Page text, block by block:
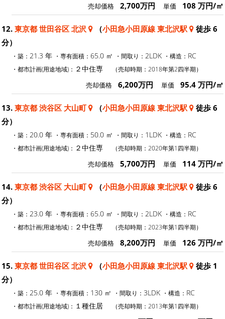
売却価格 2,700万円 単価 108 万円/㎡
12. 東京都 世田谷区 北沢 （小田急小田原線 東北沢駅
徒歩 6
分）
・築： 21.3 年 ・専有面積： 65.0 ㎡ ・間取り： 2LDK ・構造： RC
・都市計画(用途地域)： ２中住専 （売却時期：2018年第2四半期）
売却価格 6,200万円 単価 95.4 万円/㎡
13. 東京都 渋谷区 大山町 （小田急小田原線 東北沢駅
徒歩 6
分）
・築： 20.0 年 ・専有面積： 50.0 ㎡ ・間取り： 1LDK ・構造： RC
・都市計画(用途地域)： ２中住専 （売却時期：2020年第1四半期）
売却価格 5,700万円 単価 114 万円/㎡
14. 東京都 渋谷区 大山町 （小田急小田原線 東北沢駅
徒歩 6
分）
・築： 23.0 年 ・専有面積： 65.0 ㎡ ・間取り： 2LDK ・構造： RC
・都市計画(用途地域)： ２中住専 （売却時期：2023年第1四半期）
売却価格 8,200万円 単価 126 万円/㎡
15. 東京都 世田谷区 北沢 （小田急小田原線 東北沢駅
徒歩 1
分）
・築： 25.0 年 ・専有面積： 130 ㎡ ・間取り： 3LDK ・構造： RC
・都市計画(用途地域)： １種住居 （売却時期：2013年第1四半期）